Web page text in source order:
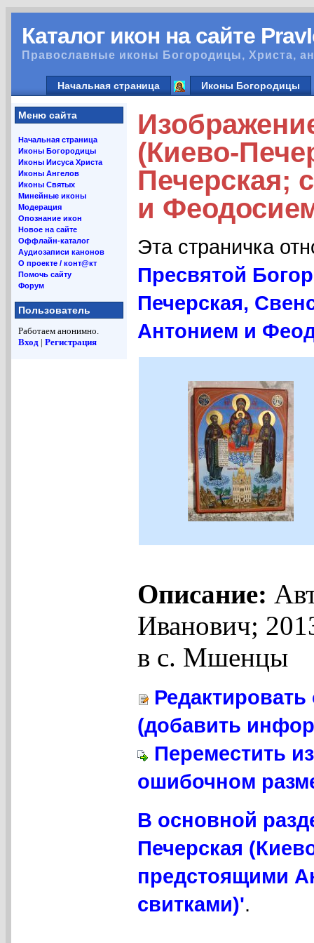
Каталог икон на сайте
Православные иконы Богородицы, Христа,
Начальная страница Иконы Богородицы
Меню сайта
Начальная страница
Иконы Богородицы
Иконы Иисуса Христа
Иконы Ангелов
Иконы Святых
Минейные иконы
Модерация
Опознание икон
Новое на сайте
Оффлайн-каталог
Аудиозаписи канонов
О проекте / конт@кт
Помочь сайту
Форум
Пользователь
Работаем анонимно.
Вход | Регистрация
(Киево-
Печерская;
и
Эта страничка
Пресвятой
Печерская,
Антонием и
Описание:
Иванович;
в с. Мшенцы
(добавить
Переместить
ошибочном
В основной
Печерская
предстоящими
свитками)'.